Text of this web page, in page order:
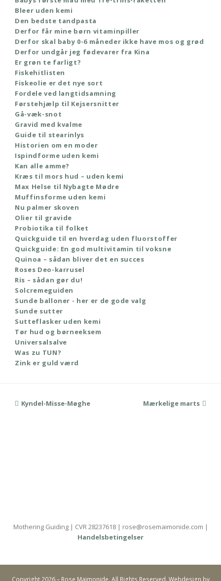
Bleer uden kemi
Den bedste tandpasta
Derfor får mine børn vitaminpiller
Derfor skal baby 0-6 måneder ikke have mos og grød
Derfor undgår jeg fødevarer fra Kina
Er grøn te farligt?
Fiskehitlisten
Fiskeolie er det nye sort
Fordele ved langtidsamning
Førstehjælp til Kejsersnitter
Gå-væk-snot
Gravid med kvalme
Guide til stearinlys
Historien om en moder
Ispindforme uden kemi
Kan alle amme?
Kræs til mors hud – uden kemi
Max Helse til Nybagte Mødre
Muffinsforme uden kemi
Nu palmer skoven
Olier til gravide
Probiotika til folket
Quickguide til en hverdag uden fluorstoffer
Quickguide: En god multivitamin til voksne
Quinoa – sådan bliver det en succes
Roses Deo-karrusel
Ris – sådan gør du!
Solcremeguiden
Sunde balloner - her er de gode valg
Sunde sutter
Sutteflasker uden kemi
Tør hud og børneeksem
Universalsalve
Was zu TUN?
Zink er guld værd
previous
Kyndel-Misse-Møghe
next
Mærkelige marts
Mothering Guiding | CVR 28237618 | rose@rosemaimonide.com |
Handelsbetingelser